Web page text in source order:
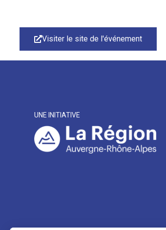
Visiter le site de l'événement
UNE INITIATIVE